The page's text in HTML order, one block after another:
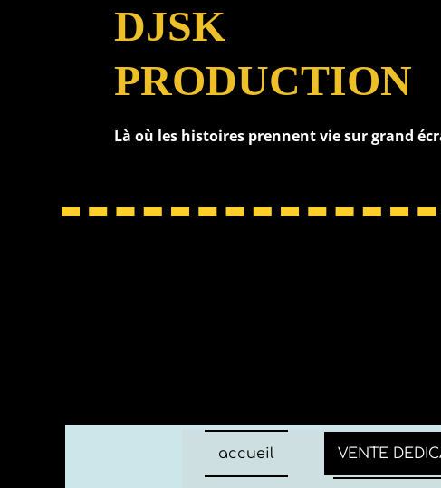
DJSK
PRODUCTION
Là où les histoires prennent vie sur grand
accueil VENTE